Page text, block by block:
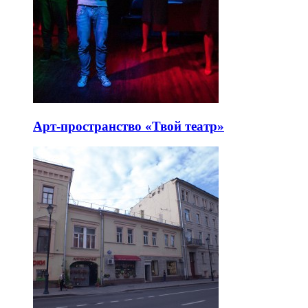
Арт-пространство «Твой театр»